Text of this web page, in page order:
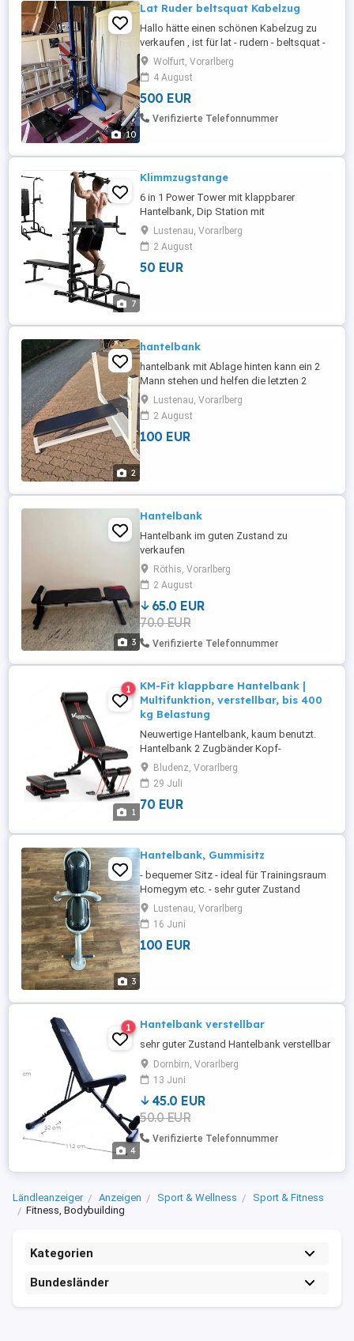
10
Lat Ruder beltsquat Kabelzug
Hallo hätte einen schönen Kabelzug zu
verkaufen , ist für lat - rudern - beltsquat -
Waden ect ! Plattform ist abnehmbar und
alle Griffe verstellbar , muss nur eine
normale hantelbank verwendet werden
zum sitzen . Abholung wäre in 6850
Dornbirn Österreich (ca 10 km von Lindau
Wolfurt, Vorarlberg
4 August
500 EUR
Verifizierte Telefonnummer
7
Klimmzugstange
6 in 1 Power Tower mit klappbarer
Hantelbank, Dip Station mit
Klimmzugstange & 7 verstellbaren Höhen,
Kraftstation freistehend, Kraftturm
Sportgeräte für Zuhause & Fitnessstudio
Lustenau, Vorarlberg
2 August
50 EUR
2
hantelbank
hantelbank mit Ablage hinten kann ein 2
Mann stehen und helfen die letzten 2
Sätze bis zu muskelversagen
aufzufangen
Lustenau, Vorarlberg
2 August
100 EUR
3
Hantelbank
Hantelbank im guten Zustand zu
verkaufen
Röthis, Vorarlberg
2 August
65.0 EUR
70.0 EUR
Verifizierte Telefonnummer
1
1
KM-Fit klappbare Hantelbank |
Multifunktion, verstellbar, bis 400
kg Belastung
Neuwertige Hantelbank, kaum benutzt.
Hantelbank 2 Zugbänder Kopf-
Nackenstütze Schienbeinhalterung
Bludenz, Vorarlberg
29 Juli
70 EUR
3
Hantelbank, Gummisitz
- bequemer Sitz - ideal für Trainingsraum
Homegym etc. - sehr guter Zustand
Lustenau, Vorarlberg
16 Juni
100 EUR
4
1 Hantelbank verstellbar
sehr guter Zustand Hantelbank verstellbar
Dornbirn, Vorarlberg
13 Juni
45.0 EUR
50.0 EUR
Verifizierte Telefonnummer
Ländleanzeiger Anzeigen Sport & Wellness
Sport & Fitness
Fitness, Bodybuilding
Kategorien
Bundesländer